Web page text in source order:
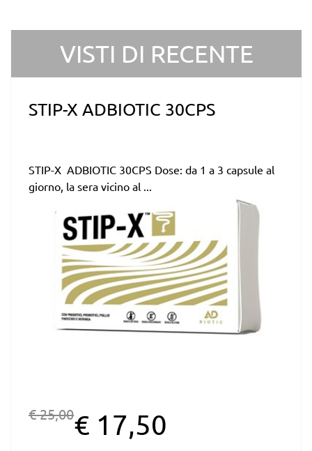
VISTI DI RECENTE
STIP-X ADBIOTIC 30CPS
STIP-X ADBIOTIC 30CPS Dose: da 1 a 3 capsule al
giorno, la sera vicino al ...
€ 25,00€ 17,50